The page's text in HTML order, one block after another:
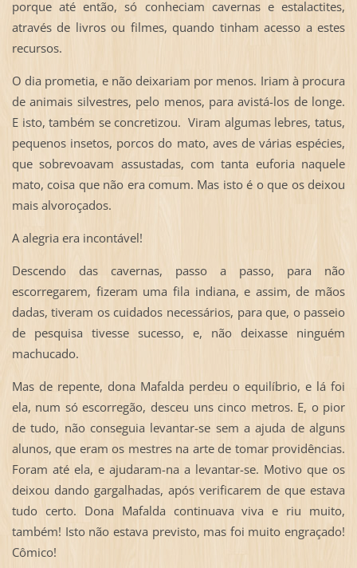
porque até então, só conheciam cavernas e estalactites,
através de livros ou filmes, quando tinham acesso a estes
recursos.
O dia prometia, e não deixariam por menos. Iriam à procura
de animais silvestres, pelo menos, para avistá-los de longe.
E isto, também se concretizou. Viram algumas lebres, tatus,
pequenos insetos, porcos do mato, aves de várias espécies,
que sobrevoavam assustadas, com tanta euforia naquele
mato, coisa que não era comum. Mas isto é o que os deixou
mais alvoroçados.
A alegria era incontável!
Descendo das cavernas, passo a passo, para não
escorregarem, fizeram uma fila indiana, e assim, de mãos
dadas, tiveram os cuidados necessários, para que, o passeio
de pesquisa tivesse sucesso, e, não deixasse ninguém
machucado.
Mas de repente, dona Mafalda perdeu o equilíbrio, e lá foi
ela, num só escorregão, desceu uns cinco metros. E, o pior
de tudo, não conseguia levantar-se sem a ajuda de alguns
alunos, que eram os mestres na arte de tomar providências.
Foram até ela, e ajudaram-na a levantar-se. Motivo que os
deixou dando gargalhadas, após verificarem de que estava
tudo certo. Dona Mafalda continuava viva e riu muito,
também! Isto não estava previsto, mas foi muito engraçado!
Cômico!